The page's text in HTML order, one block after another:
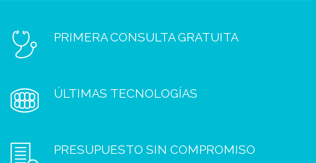
PRIMERA CONSULTA GRATUITA
ÚLTIMAS TECNOLOGÍAS
PRESUPUESTO SIN COMPROMISO